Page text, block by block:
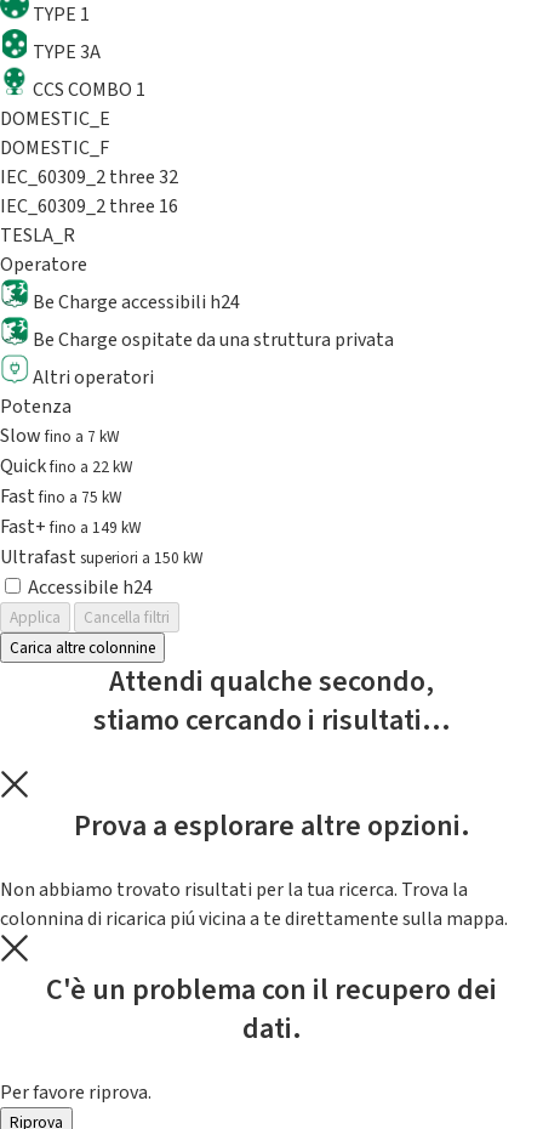
TYPE 1
TYPE 3A
CCS COMBO 1
DOMESTIC_E
DOMESTIC_F
IEC_60309_2 three 32
IEC_60309_2 three 16
TESLA_R
Operatore
Be Charge accessibili h24
Be Charge ospitate da una struttura privata
Altri operatori
Potenza
Slowfino a 7 kW
Quickfino a 22 kW
Fastfino a 75 kW
Fast+fino a 149 kW
Ultrafast superiori a 150 kW
Accessibile h24
Applica
Cancella filtri
Carica altre colonnine
Attendi qualche secondo,
stiamo cercando i risultati...
Prova a esplorare altre opzioni.
Non abbiamo trovato risultati per la tua ricerca. Trova la
colonnina di ricarica piú vicina a te direttamente sulla mappa.
C'è un problema con il recupero dei
dati.
Per favore riprova.
Riprova